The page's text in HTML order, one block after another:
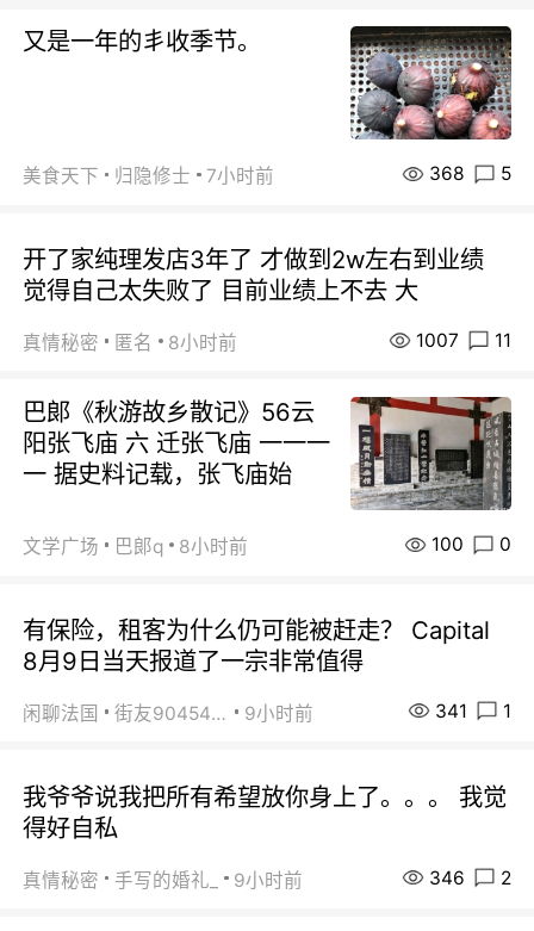
又是一年的丯收季节。
美食天下 归隐修士 7小时前 368 5
开了家纯理发店3年了 才做到2w左右到业绩
觉得自己太失败了 目前业绩上不去 大
真情秘密 匿名 8小时前 1007 11
巴郞《秋游故乡散记》56云
阳张飞庙 六 迁张飞庙 一一一
一 据史料记载，张飞庙始
文学广场 巴郞q 8小时前 100 0
有保险，租客为什么仍可能被赶走？ Capital
8月9日当天报道了一宗非常值得
闲聊法国 街友90454511 9小时前 341 1
我爷爷说我把所有希望放你身上了。。。 我觉
得好自私
真情秘密 手写的婚礼_ 9小时前 346 2